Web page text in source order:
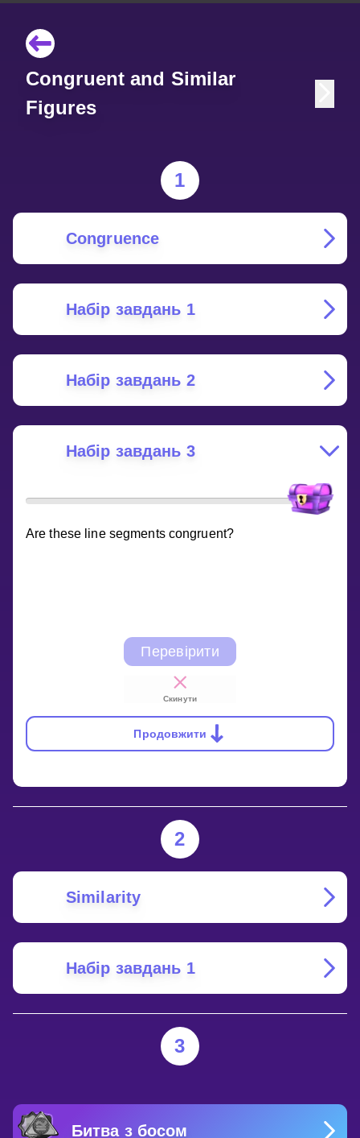
Congruent and Similar
Figures
1
Congruence
Набір завдань 1
Набір завдань 2
Набір завдань 3
Are these line segments congruent?
Перевірити
Скинути
Продовжити
2
Similarity
Набір завдань 1
3
Битва з босом